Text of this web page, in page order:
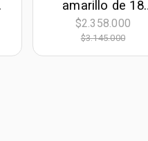
amarillo de 18
Kilates, 19 cm. de
largo, 1 mm. de
ancho
$2.358.000
$3.145.000